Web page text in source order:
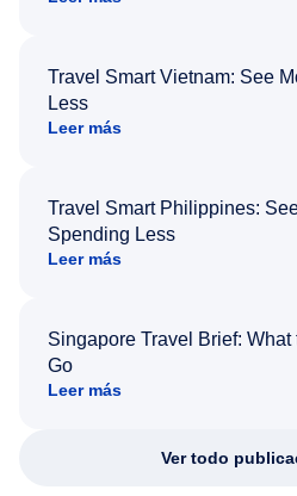
Travel Smart Vietnam: See
Less
Leer más
Travel Smart Philippines:
Spending Less
Leer más
Singapore Travel Brief:
Go
Leer más
Ver todo